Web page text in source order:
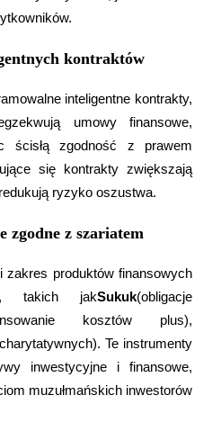
i prowizjami z kopiowania
kontraktów
inteligentne kontrakty,
umowy finansowe,
ścisłą zgodność z prawem
się kontrakty zwiększają
ryzyko oszustwa.
zgodne z szariatem
zakres produktów finansowych
takich jakSukuk(obligacje
kosztów plus),
Te instrumenty
inwestycyjne i finansowe,
muzułmańskich inwestorów